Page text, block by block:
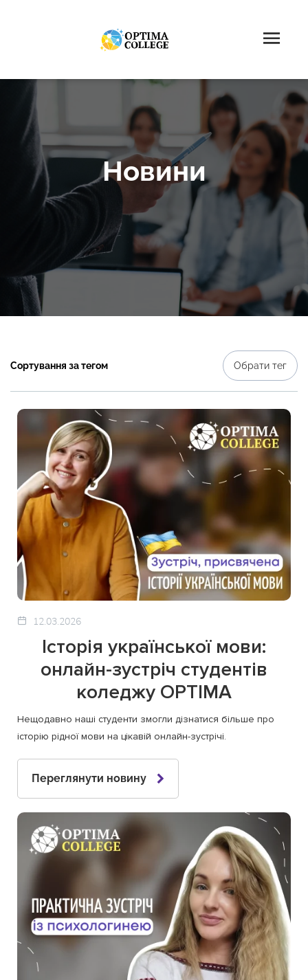
Новини
Сортування за тегом Обрати тег
12.03.2026
Історія української мови:
онлайн-зустріч студентів
коледжу OPTIMA
Нещодавно наші студенти змогли дізнатися більше про
історію рідної мови на цікавій онлайн-зустрічі.
Переглянути новину